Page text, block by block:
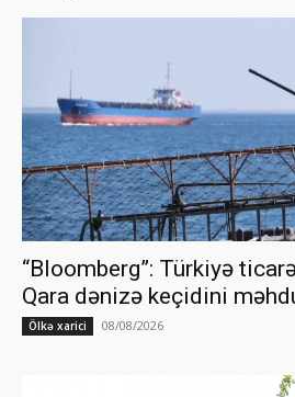
“Bloomberg”: Türkiyə
Qara dənizə keçidini
Ölkə xarici 08/08/2026